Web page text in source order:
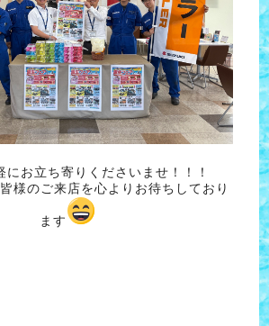
にお立ち寄りくださいませ！！！
様のご来店を心よりお待ちしており
ます